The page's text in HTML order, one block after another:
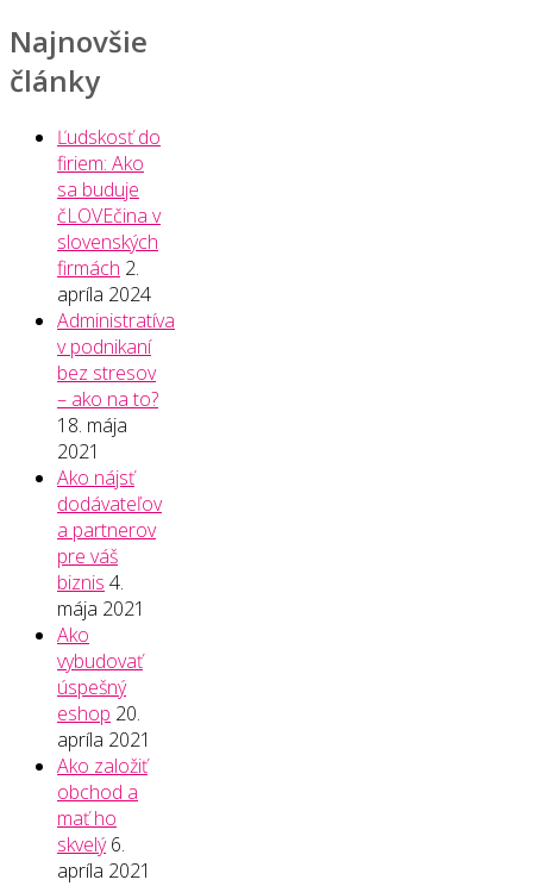
Najnovšie
články
Ľudskosť do
firiem: Ako
sa buduje
čLOVEčina v
slovenských
firmách 2.
apríla 2024
Administratíva
v podnikaní
bez stresov
– ako na to?
18. mája
2021
Ako nájsť
dodávateľov
a partnerov
pre váš
biznis 4.
mája 2021
Ako
vybudovať
úspešný
eshop 20.
apríla 2021
Ako založiť
obchod a
mať ho
skvelý 6.
apríla 2021